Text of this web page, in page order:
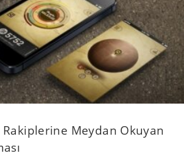
Rakiplerine Meydan Okuyan